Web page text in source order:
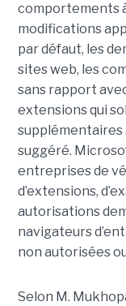
comportements
modifications
par défaut, les
sites web, les
sans rapport
extensions qui
supplémentaires
suggéré.
entreprises de
d’extensions,
autorisations
navigateurs
non autorisées
Selon M.